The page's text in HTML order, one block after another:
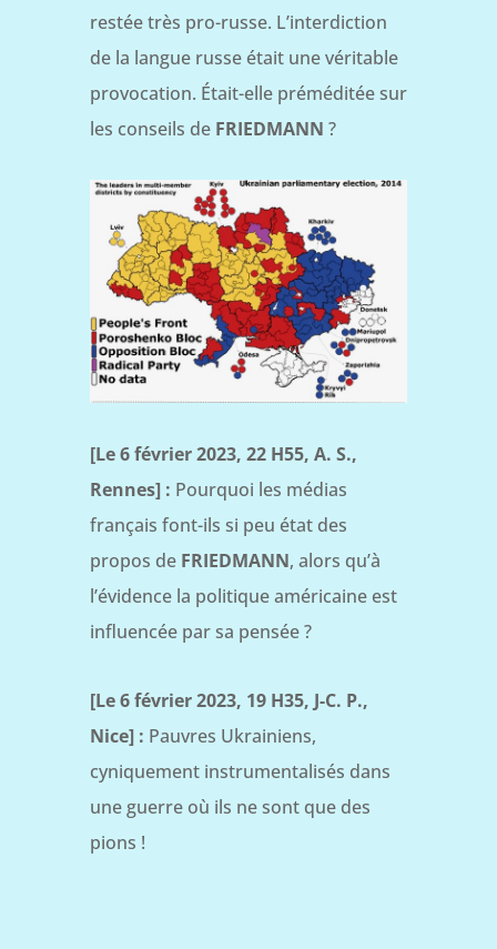
restée très pro-russe. L’interdiction
de la langue russe était une véritable
provocation. Était-elle préméditée sur
les conseils de FRIEDMANN ?
[Le 6 février 2023, 22 H55, A. S.,
Rennes] : Pourquoi les médias
français font-ils si peu état des
propos de FRIEDMANN, alors qu’à
l’évidence la politique américaine est
influencée par sa pensée ?
[Le 6 février 2023, 19 H35, J-C. P.,
Nice] : Pauvres Ukrainiens,
cyniquement instrumentalisés dans
une guerre où ils ne sont que des
pions !